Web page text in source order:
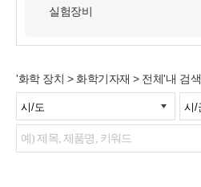
실험장비
'화학 장치 > 화학기자재 > 전체'내 검색